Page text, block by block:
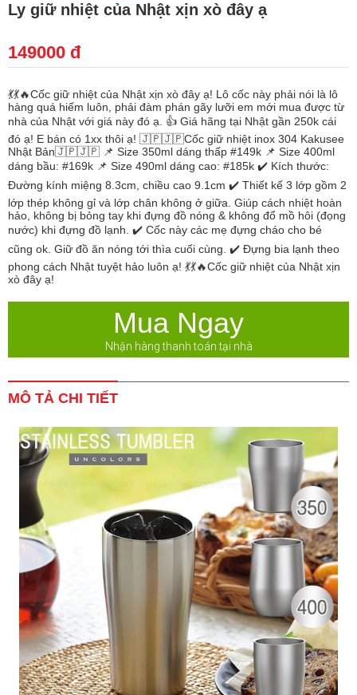
Ly giữ nhiệt của Nhật xịn xò đây ạ
149000 đ
💃💃🔥Cốc giữ nhiệt của Nhật xịn xò đây ạ! Lô cốc này phải nói là lô
hàng quá hiếm luôn, phải đàm phán gãy lưỡi em mới mua được từ
nhà của Nhật với giá này đó ạ. 👍 Giá hãng tại Nhật gần 250k cái
đó ạ! E bán có 1xx thôi ạ! 🇯🇵🇯🇵Cốc giữ nhiệt inox 304 Kakusee
Nhật Bản🇯🇵🇯🇵 📌 Size 350ml dáng thấp #149k 📌 Size 400ml
dáng bầu: #169k 📌 Size 490ml dáng cao: #185k ✔️ Kích thước:
Đường kính miệng 8.3cm, chiều cao 9.1cm ✔️ Thiết kế 3 lớp gồm 2
lớp thép không gỉ và lớp chân không ở giữa. Giúp cách nhiệt hoàn
hảo, không bị bỏng tay khi đựng đồ nóng & không đổ mồ hôi (đọng
nước) khi đựng đồ lạnh. ✔️ Cốc này các mẹ đựng cháo cho bé
cũng ok. Giữ đồ ăn nóng tới thìa cuối cùng. ✔️ Đựng bia lạnh theo
phong cách Nhật tuyệt hảo luôn ạ! 💃💃🔥Cốc giữ nhiệt của Nhật xịn
xò đây ạ!
Mua Ngay
Nhận hàng thanh toán tại nhà
MÔ TẢ CHI TIẾT